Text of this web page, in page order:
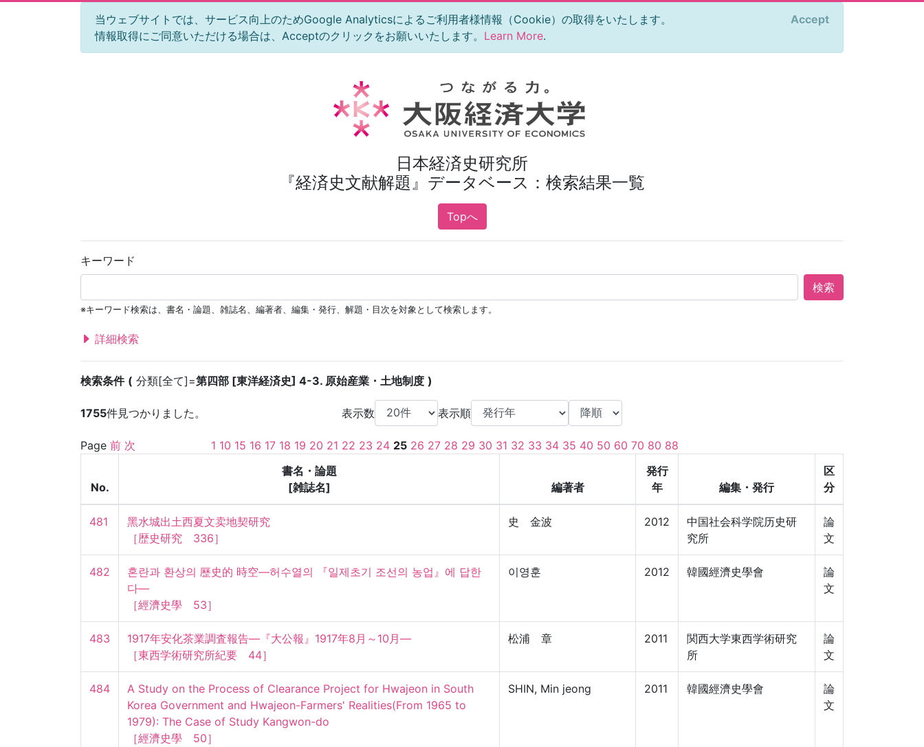
当ウェブサイトでは、サービス向上のためGoogle Analyticsによるご利用者様情報（Cookie）の取得をいたします。
情報取得にご同意いただける場合は、Acceptのクリックをお願いいたします。 Learn More.
Accept
日本経済史研究所
『経済史文献解題』データベース：検索結果一覧
Topへ
キーワード
検索
※キーワード検索は、書名・論題、雑誌名、編著者、編集・発行、解題・目次を対象として検索します。
詳細検索
検索条件 分類[全て]=第四部 [東洋経済史] 4-3. 原始産業・土地制度
1755件見つかりました。 表示数 表示順
Page 前 次 1 10 15 16 17 18 19 20 21 22 23 24 25 26 27 28 29 30 31 32 33 34 35 40 50 60 70 80 88
No.
書名・論題
[雑誌名]
編著者
発行
年
編集・発行
区
分
481
黑水城出土西夏文卖地契研究
［歴史研究　336］
史 金波 2012
中国社会科学院历史研
究所
論
文
482
혼란과 환상의 歷史的 時空―허수열의 『일제초기 조선의 농업』에 답한
다―
［經濟史學　53］
이영훈 2012 韓國經濟史學會
論
文
483
1917年安化茶業調査報告―『大公報』1917年8月～10月―
［東西学術研究所紀要　44］
松浦 章 2011
関西大学東西学術研究
所
論
文
484
A Study on the Process of Clearance Project for Hwajeon in South
Korea Government and Hwajeon-Farmers' Realities(From 1965 to
1979): The Case of Study Kangwon-do
［經濟史學　50］
SHIN, Min jeong 2011 韓國經濟史學會
論
文